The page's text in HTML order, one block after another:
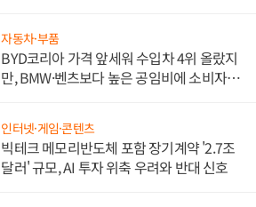
자동차·부품
BYD코리아 가격 앞세워 수입차 4위 올랐지
만, BMW·벤츠보다 높은 공임비에 소비자
인터넷·게임·콘텐츠
빅테크 메모리반도체 포함 장기계약 '2.7조
달러' 규모, AI 투자 위축 우려와 반대 신호